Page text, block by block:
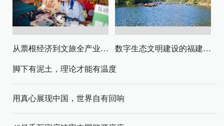
从票根经济到文旅全产业链升级 数字生态文明建设的福建路径与启示
脚下有泥土，理论才能有温度
用真心展现中国，世界自有回响